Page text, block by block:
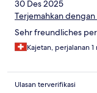
30 Des 2025
Terjemahkan
Sehr freundliches
Kajetan, perjalanan 1
Ulasan terverifikasi